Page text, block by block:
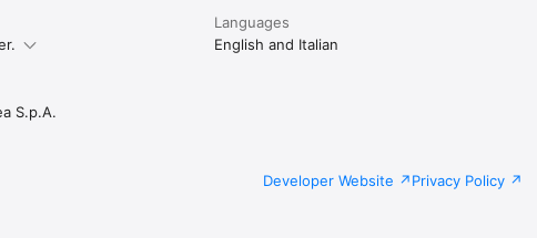
Languages
English and Italian
S.p.A.
Developer Website Privacy Policy